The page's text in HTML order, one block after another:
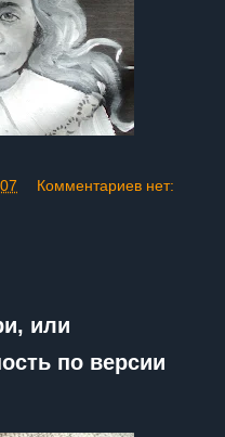
Комментариев нет:
или
по версии